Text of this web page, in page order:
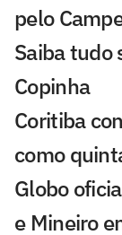
pelo
Saiba tudo
Copinha
Coritiba
como
Globo
e Mineiro